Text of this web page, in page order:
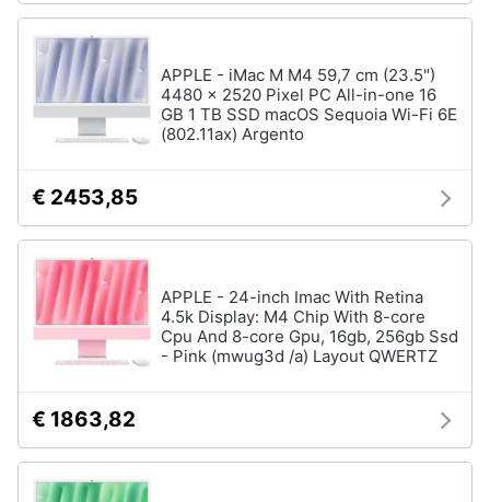
APPLE - iMac M M4 59,7 cm (23.5")
4480 x 2520 Pixel PC All-in-one 16
GB 1 TB SSD macOS Sequoia Wi-Fi 6E
(802.11ax) Argento
€ 2453,85
APPLE - 24-inch Imac With Retina
4.5k Display: M4 Chip With 8-core
Cpu And 8-core Gpu, 16gb, 256gb Ssd
- Pink (mwug3d /a) Layout QWERTZ
€ 1863,82